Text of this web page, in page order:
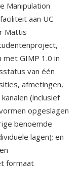
Manipulation
aan UC
Mattis
GIMP 1.0 in
van één
afmetingen,
(inclusief
opgeslagen
benoemde
lagen); en
formaat